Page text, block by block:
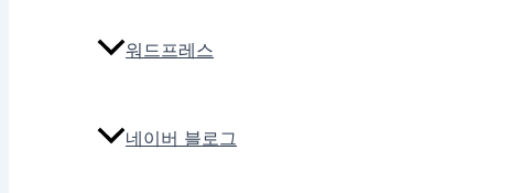
워드프레스
네이버 블로그